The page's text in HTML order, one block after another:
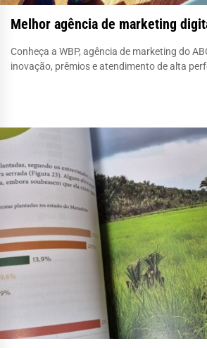
Melhor agência de marketing
Conheça a WBP, agência de marketing do
inovação, prêmios e atendimento de alta